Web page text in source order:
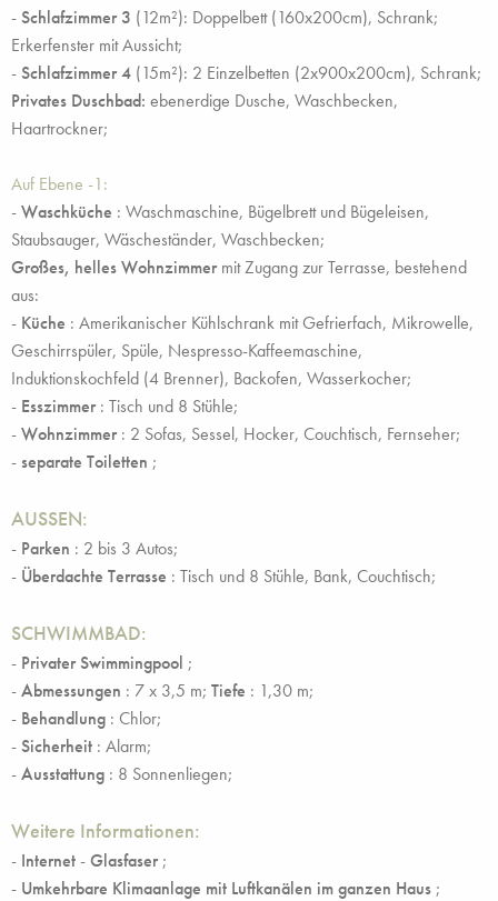
-Schlafzimmer 3 (12m²): Doppelbett (160x200cm), Schrank;
Erkerfenster mit Aussicht;
-Schlafzimmer 4 (15m²): 2 Einzelbetten (2x900x200cm), Schrank;
Privates Duschbad: ebenerdige Dusche, Waschbecken,
Haartrockner;
Auf Ebene -1:
-Waschküche : Waschmaschine, Bügelbrett und Bügeleisen,
Staubsauger, Wäscheständer, Waschbecken;
Großes, helles Wohnzimmermit Zugang zur Terrasse, bestehend
aus:
- Küche : Amerikanischer Kühlschrank mit Gefrierfach, Mikrowelle,
Geschirrspüler, Spüle, Nespresso-Kaffeemaschine,
Induktionskochfeld (4 Brenner), Backofen, Wasserkocher;
- Esszimmer: Tisch und 8 Stühle;
-Wohnzimmer: 2 Sofas, Sessel, Hocker, Couchtisch, Fernseher;
-separate Toiletten ;
AUSSEN:
- Parken : 2 bis 3 Autos;
- Überdachte Terrasse : Tisch und 8 Stühle, Bank, Couchtisch;
SCHWIMMBAD:
- Privater Swimmingpool ;
-Abmessungen : 7 x 3,5 m; Tiefe : 1,30 m;
- Behandlung : Chlor;
-Sicherheit : Alarm;
-Ausstattung : 8 Sonnenliegen;
Weitere Informationen:
- Internet-Glasfaser;
- Umkehrbare Klimaanlage mit Luftkanälen im ganzen Haus ;